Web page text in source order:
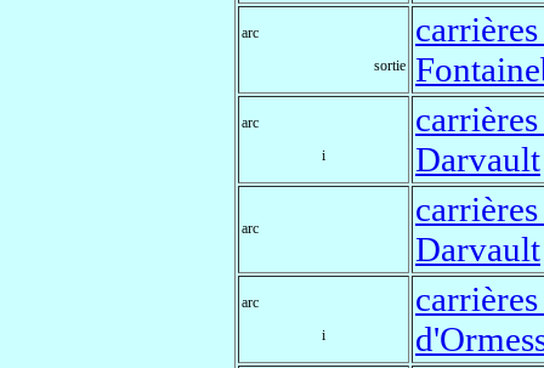
arc
sortie
arc
i
Darvault
arc
Darvault
arc
i